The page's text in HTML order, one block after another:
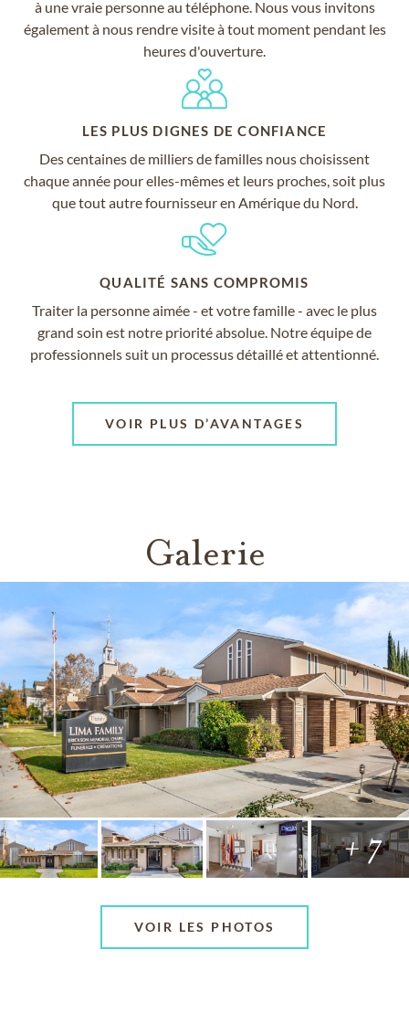
à une vraie personne au téléphone. Nous vous invitons
également à nous rendre visite à tout moment pendant les
heures d'ouverture.
LES PLUS DIGNES DE CONFIANCE
Des centaines de milliers de familles nous choisissent
chaque année pour elles-mêmes et leurs proches, soit plus
que tout autre fournisseur en Amérique du Nord.
QUALITÉ SANS COMPROMIS
Traiter la personne aimée - et votre famille - avec le plus
grand soin est notre priorité absolue. Notre équipe de
professionnels suit un processus détaillé et attentionné.
VOIR PLUS D’AVANTAGES
Galerie
+ 7
VOIR LES PHOTOS